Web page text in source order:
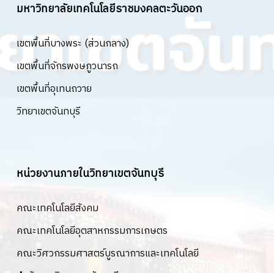
มหาวิทยาลัยเทคโนโลยีราชมงคลตะวันออก
เขตพื้นที่บางพระ (ส่วนกลาง)
เขตพื้นที่จักรพงษภูวนารถ
เขตพื้นที่อุเทนถวาย
วิทยาเขตจันทบุรี
หน่วยงานภายในวิทยาเขตจันทบุรี
คณะเทคโนโลยีสังคม
คณะเทคโนโลยีอุตสาหกรรมการเกษตร
คณะวิศวกรรมศาสตร์บูรณาการและเทคโนโลยี